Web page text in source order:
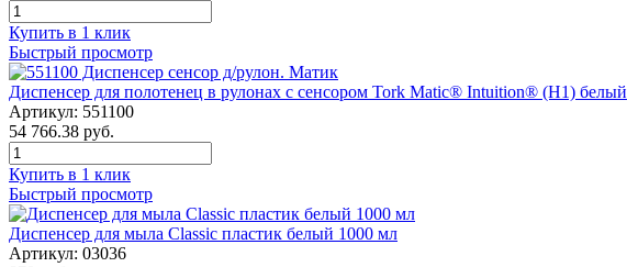
Купить в 1 клик
Быстрый просмотр
Диспенсер для полотенец в рулонах с сенсором Tork Matic® Intuition® (Н1) белый
Артикул: 551100
54 766.38 руб.
Купить в 1 клик
Быстрый просмотр
Диспенсер для мыла Classic пластик белый 1000 мл
Артикул: 03036